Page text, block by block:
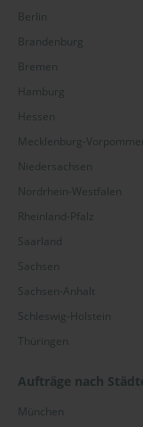
Berlin
Brandenburg
Bremen
Hamburg
Hessen
Mecklenburg-
Niedersachsen
Nordrhein-Westfalen
Rheinland-Pfalz
Saarland
Sachsen
Sachsen-Anhalt
Schleswig-Holstein
Thüringen
Aufträge nach
München